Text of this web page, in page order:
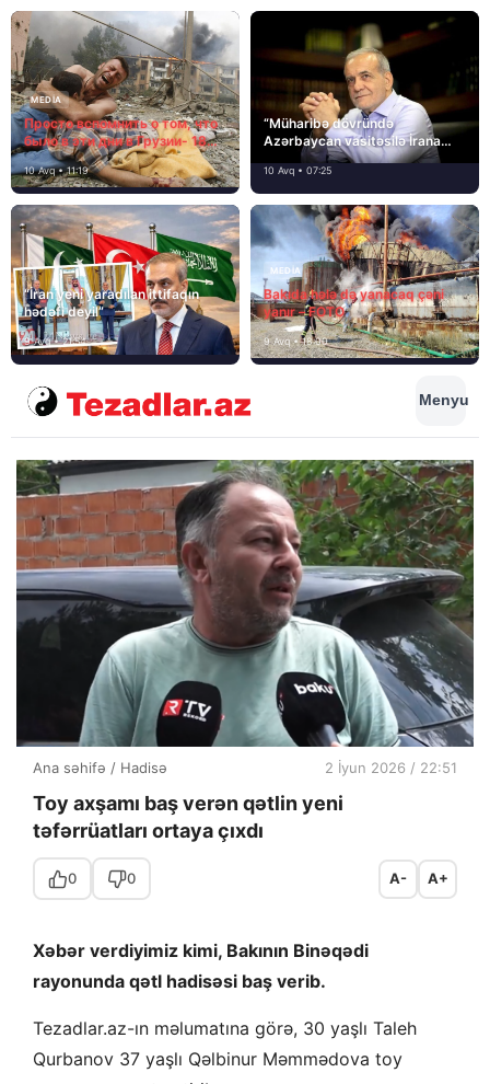
MEDİA
Просто вспомнить о том, что
было в эти дни в Грузии- 18
лет назад, 8 августа 2008
года…
10 Avq • 11:19
“Müharibə dövründə
Azərbaycan vasitəsilə İrana
yardım və dəstək göstərilib”
10 Avq • 07:25
“İran yeni yaradılan ittifaqın
hədəfi deyil”
9 Avq • 21:54
MEDİA
Bakıda hələ də yanacaq çəni
yanır – FOTO
9 Avq • 18:00
Menyu
Ana səhifə / Hadisə 2 İyun 2026 / 22:51
Toy axşamı baş verən qətlin yeni
təfərrüatları ortaya çıxdı
0 0 A- A+
Xəbər verdiyimiz kimi, Bakının Binəqədi
rayonunda qətl hadisəsi baş verib.
Tezadlar.az-ın məlumatına görə, 30 yaşlı Taleh
Qurbanov 37 yaşlı Qəlbinur Məmmədova toy